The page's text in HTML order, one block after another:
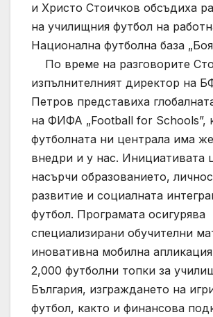
и Христо Стоичков обсъдиха
на училищния футбол на
Национална футболна база
По време на разговорите
изпълнителният директор на
Петров представиха
на ФИФА „Football for Schools”,
футболната ни централа има
внедри и у нас. Инициативата
насърчи образованието,
развитие и социалната
футбол. Програмата осигурява
специализирани обучителни
иновативна мобилна
2,000 футболни топки за
България, изграждането на
футбол, както и финансова